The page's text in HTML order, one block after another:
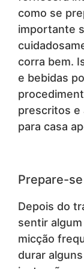
como se
importante
corra bem.
e bebidas
prescritos e
para casa
Prepare-
Depois do
sentir
micção
durar